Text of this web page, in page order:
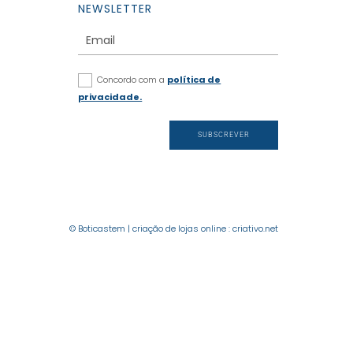
NEWSLETTER
Concordo com a política de
privacidade.
SUBSCREVER
© Boticastem | criação de lojas online:criativo.net